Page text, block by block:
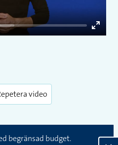
Enter
video
begränsad budget.